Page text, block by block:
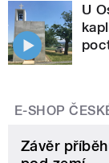
U
E-SHOP
Závěr